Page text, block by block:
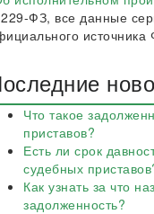
ФЗ, все данные
Что такое
приставов?
Есть ли срок
судебных
Как узнать за что
задолженность?